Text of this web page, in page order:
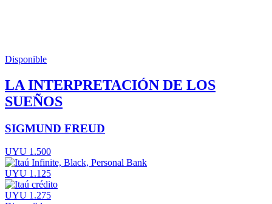
Disponible
LA INTERPRETACIÓN DE LOS
SUEÑOS
SIGMUND FREUD
UYU 1.500
UYU 1.125
UYU 1.275